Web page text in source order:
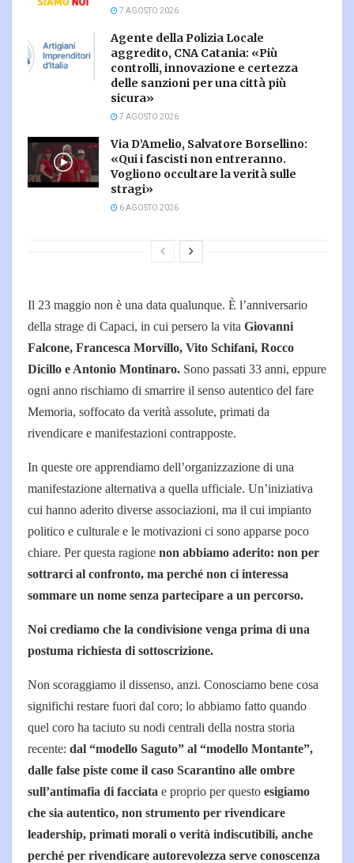
7 AGOSTO 2026
Agente della Polizia Locale
aggredito, CNA Catania: «Più
controlli, innovazione e certezza
delle sanzioni per una città più
sicura»
7 AGOSTO 2026
Via D’Amelio, Salvatore Borsellino:
«Qui i fascisti non entreranno.
Vogliono occultare la verità sulle
stragi»
6 AGOSTO 2026
Il 23 maggio non è una data qualunque. È l’anniversario
della strage di Capaci, in cui persero la vita Giovanni
Falcone, Francesca Morvillo, Vito Schifani, Rocco
Dicillo e Antonio Montinaro. Sono passati 33 anni, eppure
ogni anno rischiamo di smarrire il senso autentico del fare
Memoria, soffocato da verità assolute, primati da
rivendicare e manifestazioni contrapposte.
In queste ore apprendiamo dell’organizzazione di una
manifestazione alternativa a quella ufficiale. Un’iniziativa
cui hanno aderito diverse associazioni, ma il cui impianto
politico e culturale e le motivazioni ci sono apparse poco
chiare. Per questa ragione non abbiamo aderito: non per
sottrarci al confronto, ma perché non ci interessa
sommare un nome senza partecipare a un percorso.
Noi crediamo che la condivisione venga prima di una
postuma richiesta di sottoscrizione.
Non scoraggiamo il dissenso, anzi. Conosciamo bene cosa
significhi restare fuori dal coro; lo abbiamo fatto quando
quel coro ha taciuto su nodi centrali della nostra storia
recente: dal “modello Saguto” al “modello Montante”,
dalle false piste come il caso Scarantino alle ombre
sull’antimafia di facciata e proprio per questo esigiamo
che sia autentico, non strumento per rivendicare
leadership, primati morali o verità indiscutibili, anche
perché per rivendicare autorevolezza serve conoscenza